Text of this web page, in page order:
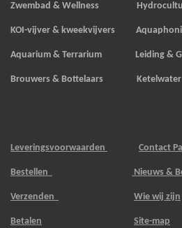
Zwembad & Wellness
KOI-vijver & kweekvijvers
Aquarium & Terrarium Leiding &
Brouwers & Bottelaars Ketelwater
Leveringsvoorwaarden Contact
Bestellen Nieuws &
Verzenden Wie wij zijn
Betalen Site-map